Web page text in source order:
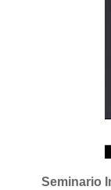
Seminario